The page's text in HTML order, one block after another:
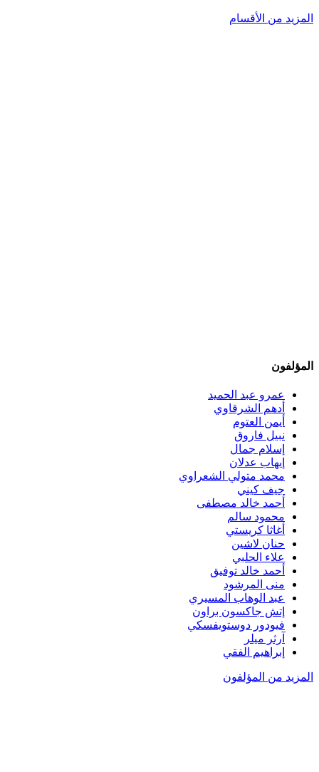
المزيد من الأقسام
المؤلفون
عمرو عبد الحميد
أدهم الشرقاوي
أيمن العتوم
نبيل فاروق
إسلام جمال
إيهاب عدلان
محمد متولي الشعراوي
جيف كيني
أحمد خالد مصطفى
محمود سالم
أغاثا كريستي
حنان لاشين
علاء الحلبي
أحمد خالد توفيق
منى المرشود
عبد الوهاب المسيري
إتش جاكسون براون
فيودور دوستويفسكي
آرثر ميلر
إبراهيم الفقي
المزيد من المؤلفون